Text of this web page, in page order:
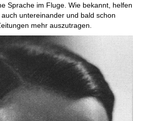
Sprache im Fluge. Wie bekannt, helfen
untereinander und bald schon
mehr auszutragen.